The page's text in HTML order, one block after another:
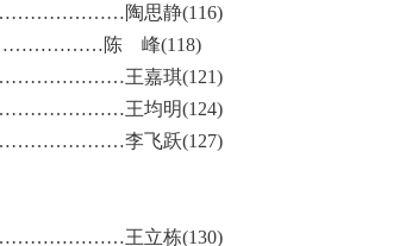
陶思静(116)
陈 峰(118)
王嘉琪(121)
王均明(124)
李飞跃(127)
王立栋(130)